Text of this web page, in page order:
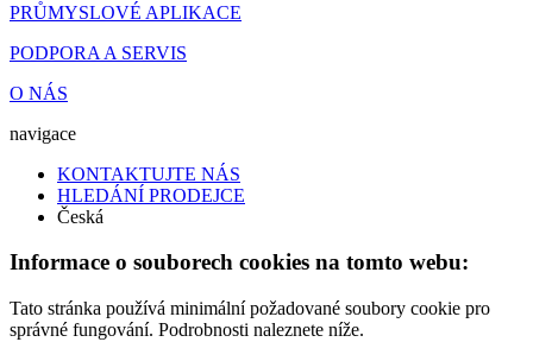
PRŮMYSLOVÉ APLIKACE
PODPORA A SERVIS
O NÁS
navigace
KONTAKTUJTE NÁS
HLEDÁNÍ PRODEJCE
Česká
Informace o souborech cookies na tomto webu:
Tato stránka používá minimální požadované soubory cookie pro
správné fungování. Podrobnosti naleznete níže.